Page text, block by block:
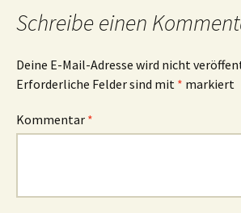
Schreibe einen
Deine E-Mail-Adresse wird nicht
Erforderliche Felder sind mit * markiert
Kommentar *